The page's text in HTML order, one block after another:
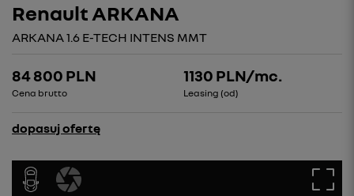
Renault ARKANA
ARKANA 1.6 E-TECH INTENS MMT
84 800 PLN
Cena brutto
1130 PLN/mc.
Leasing (od)
dopasuj ofertę